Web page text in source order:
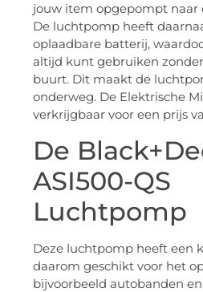
jouw item opgepompt naar
De luchtpomp heeft
oplaadbare batterij,
altijd kunt gebruiken
buurt. Dit maakt de
onderweg. De Elektrische
verkrijgbaar voor een prijs
De
ASI500-QS
Luchtpomp
Deze luchtpomp heeft een
daarom geschikt voor het
bijvoorbeeld autobanden